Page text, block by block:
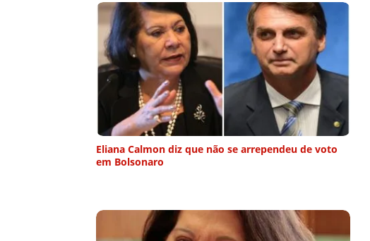
Eliana Calmon diz que não se arrependeu de voto
em Bolsonaro